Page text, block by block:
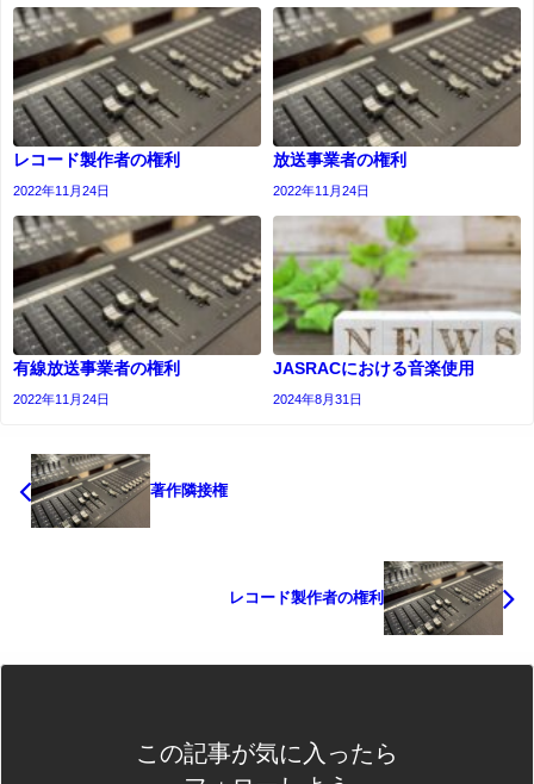
レコード製作者の権利
2022年11月24日
放送事業者の権利
2022年11月24日
有線放送事業者の権利
2022年11月24日
JASRACにおける音楽使用
2024年8月31日
著作隣接権
レコード製作者の権利
この記事が気に入ったら